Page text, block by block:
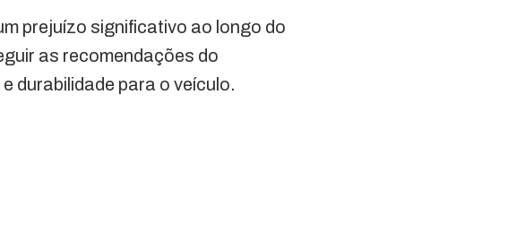
prejuízo significativo ao longo do
as recomendações do
durabilidade para o veículo.